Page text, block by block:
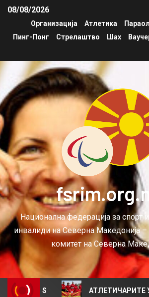
08/08/2026
Организација Атлетика
Пинг-Понг
Стрелаштво Шах
Национална федерација за спорт
инвалиди на Северна Македонија
комитет на Северна
АТЛЕТИЧАРИТЕ